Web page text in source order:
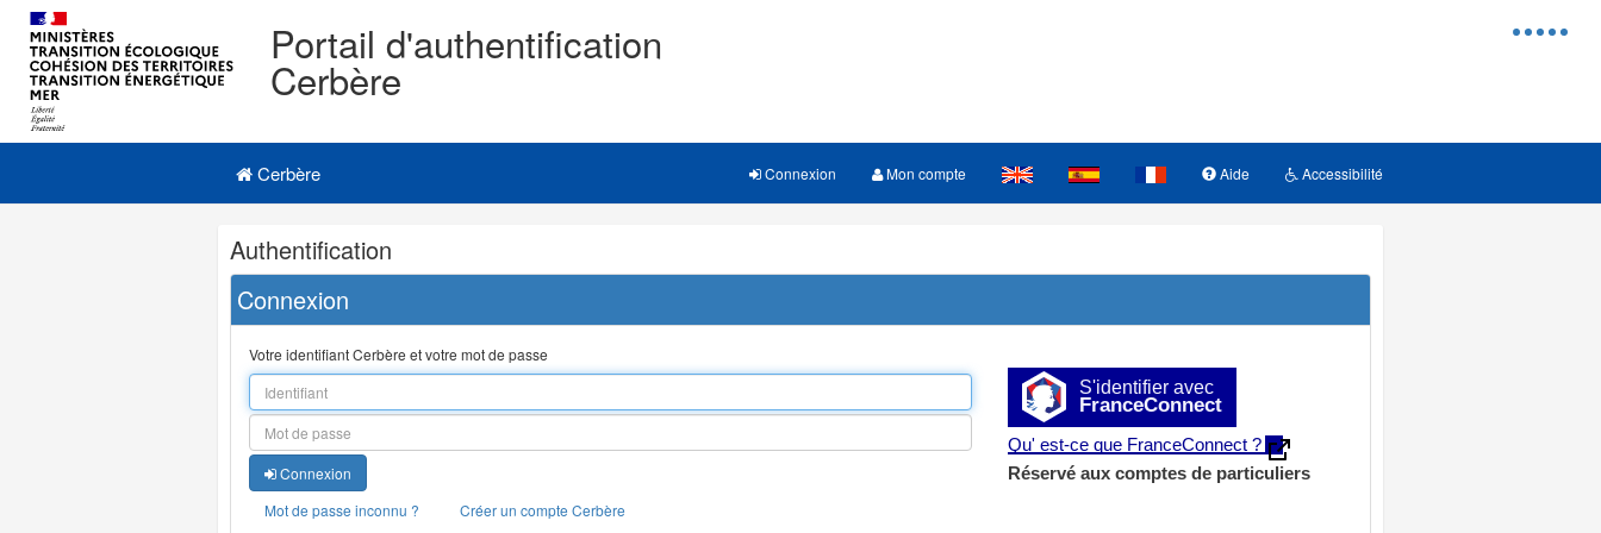
Menu
Portail d'authentification
Cerbère
Navigation
Menu principal
Cerbère Connexion Mon compte Aide Accessibilité
Navigation
et
outils
annexes
Authentification
Connexion
S'identifier avec
FranceConnect
Qu' est-ce que FranceConnect ?
Réservé aux comptes de particuliers
Votre identifiant Cerbère et votre mot de passe
Connexion
Mot de passe inconnu ?
Créer un compte Cerbère